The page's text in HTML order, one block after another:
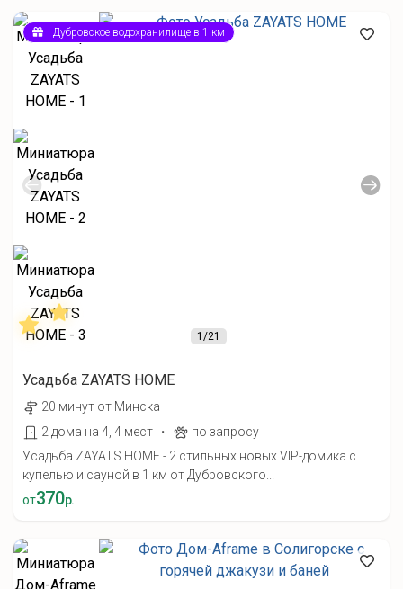
1/21
Дубровское водохранилище в 1 км
Усадьба ZAYATS HOME
20 минут от Минска
2 дома на 4, 4 мест
·
по запросу
Усадьба ZAYATS HOME - 2 стильных новых VIP-домика с
купелью и сауной в 1 км от Дубровского...
от370р.